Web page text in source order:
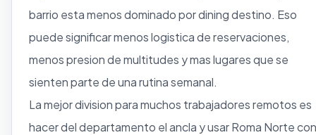
barrio esta menos dominado por dining destino. Eso
puede significar menos logistica de reservaciones,
menos presion de multitudes y mas lugares que se
sienten parte de una rutina semanal.
La mejor division para muchos trabajadores remotos es
hacer del departamento el ancla y usar Roma Norte con